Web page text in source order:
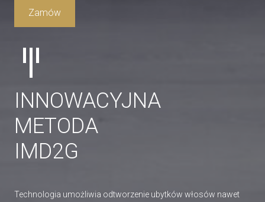
Zamów
INNOWACYJNA
METODA
IMD2G
Technologia umożliwia odtworzenie ubytków włosów nawet